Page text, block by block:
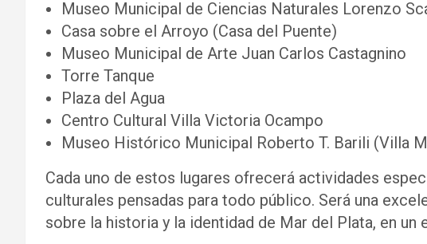
Museo Municipal de Ciencias Naturales Lorenzo
Casa sobre el Arroyo (Casa del Puente)
Museo Municipal de Arte Juan Carlos Castagnino
Torre Tanque
Plaza del Agua
Centro Cultural Villa Victoria Ocampo
Museo Histórico Municipal Roberto T. Barili (Villa
Cada uno de estos lugares ofrecerá actividades
culturales pensadas para todo público. Será una
sobre la historia y la identidad de Mar del Plata, en